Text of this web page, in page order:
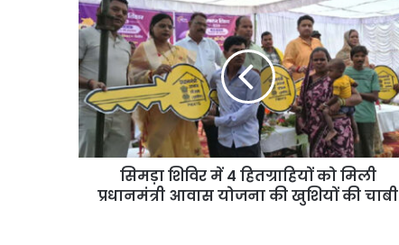
सिमड़ा शिविर में 4 हितग्राहियों को मिली
प्रधानमंत्री आवास योजना की खुशियों की चाबी